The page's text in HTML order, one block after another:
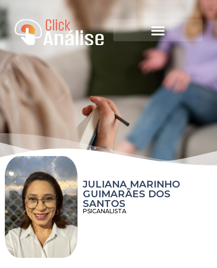
JULIANA MARINHO
GUIMARÃES DOS
SANTOS
PSICANALISTA